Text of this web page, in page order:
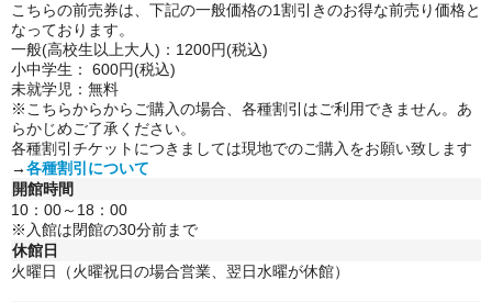
こちらの前売券は、下記の一般価格の1割引きのお得な前売り価格と
なっております。
一般(高校生以上大人)：1200円(税込)
小中学生： 600円(税込)
未就学児：無料
※こちらからからご購入の場合、各種割引はご利用できません。 あ
らかじめご了承ください。
各種割引チケットにつきましては現地でのご購入をお願い致します
→各種割引について
開館時間
10：00～18：00
※入館は閉館の30分前まで
休館日
火曜日（火曜祝日の場合営業、翌日水曜が休館）